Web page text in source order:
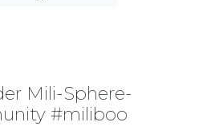
Mili-Sphere-
#miliboo